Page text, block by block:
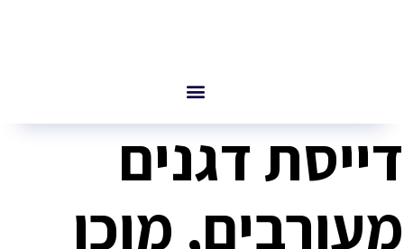
דייסת דגנים
מעורבים, מוכן